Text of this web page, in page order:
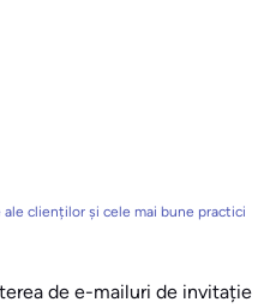
clienților și cele mai bune practici
de e-mailuri de invitație